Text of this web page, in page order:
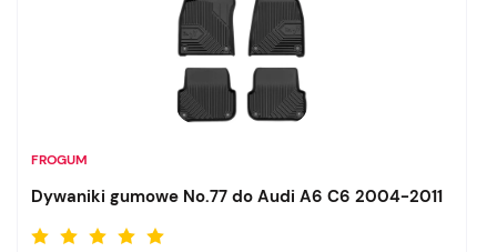
FROGUM
Dywaniki gumowe No.77 do Audi A6 C6 2004-2011